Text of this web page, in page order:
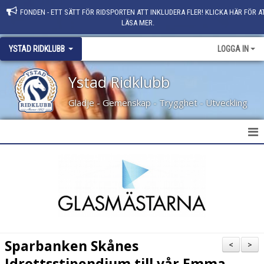
FONDEN - ETT SÄTT FÖR RIDSPORTEN ATT INKLUDERA FLER! KLICKA HÄR FÖR
LÄSA MER.
YSTAD RIDKLUBB LOGGA IN
Ystad Ridklubb
Glädje - Gemenskap - Trygghet - Utveckling
PERSONAL
>
<
Sparbanken Skånes